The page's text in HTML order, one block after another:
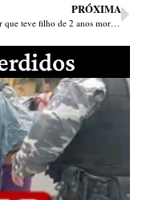
PRÓXIMA
Mulher que teve filho de 2 anos morto em briga de facções é presa em Teresina